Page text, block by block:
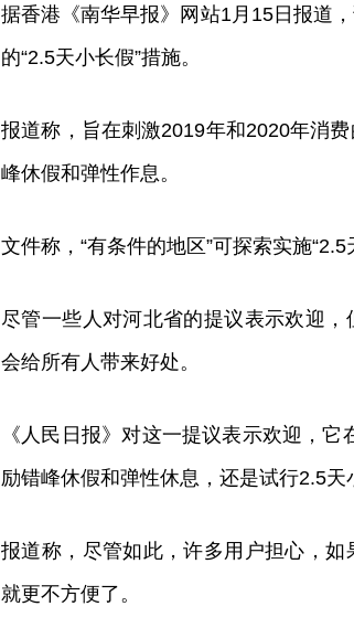
据香港《南华早报》网站1月15日报道
的“2.5天小长假”措施。
报道称，旨在刺激2019年和2020年消
峰休假和弹性作息。
文件称，“有条件的地区”可探索实施“2.5
尽管一些人对河北省的提议表示欢迎
会给所有人带来好处。
《人民日报》对这一提议表示欢迎，
励错峰休假和弹性休息，还是试行2.5
报道称，尽管如此，许多用户担心，
就更不方便了。